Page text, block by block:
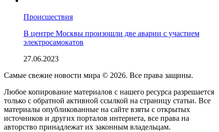
Происшествия
В центре Москвы произошли две аварии с участием
электросамокатов
27.06.2023
Самые свежие новости мира © 2026. Все права защины.
Любое копирование материалов с нашего ресурса разрешается
только с обратной активной ссылкой на страницу статьи. Все
материалы опубликованные на сайте взяты с открытых
источников и других порталов интернета, все права на
авторство принадлежат их законным владельцам.